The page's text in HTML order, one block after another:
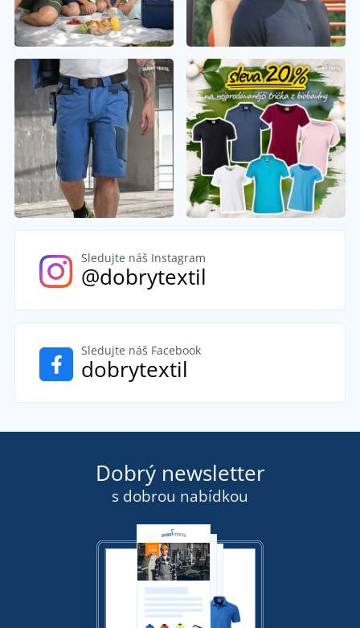
Sledujte náš Instagram
@dobrytextil
Sledujte náš Facebook
dobrytextil
Dobrý newsletter
s dobrou nabídkou